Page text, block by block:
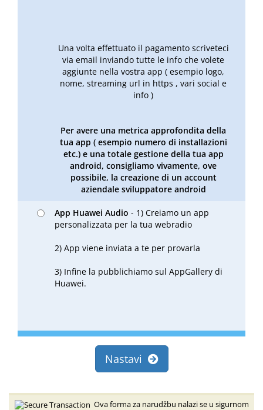
Una volta effettuato il pagamento scriveteci
via email inviando tutte le info che volete
aggiunte nella vostra app ( esempio logo,
nome, streaming url in https , vari social e
info )
Per avere una metrica approfondita della
tua app ( esempio numero di installazioni
etc.) e una totale gestione della tua app
android, consigliamo vivamente, ove
possibile, la creazione di un account
aziendale sviluppatore android
App Huawei Audio - 1) Creiamo un app
personalizzata per la tua webradio
2) App viene inviata a te per provarla
3) Infine la pubblichiamo sul AppGallery di
Huawei.
Nastavi
Ova forma za narudžbu nalazi se u sigurnom